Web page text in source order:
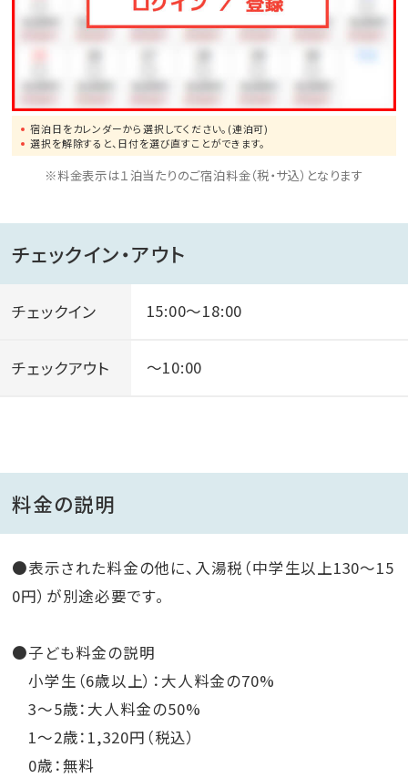
宿泊日をカレンダーから選択してください。(連泊可)
選択を解除すると、日付を選び直すことができます。
※料金表示は１泊当たりのご宿泊料金（税・サ込）となります
チェックイン・アウト
チェックイン 15:00～18:00
チェックアウト ～10:00
料金の説明
●表示された料金の他に、入湯税（中学生以上130～15
0円）が別途必要です。
●子ども料金の説明
小学生（6歳以上）：大人料金の70%
3〜5歳：大人料金の50%
1〜2歳：1,320円（税込）
0歳：無料